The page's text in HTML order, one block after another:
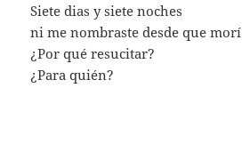
Siete dias y siete noches
ni me nombraste desde que morí
¿Por qué resucitar?
¿Para quién?